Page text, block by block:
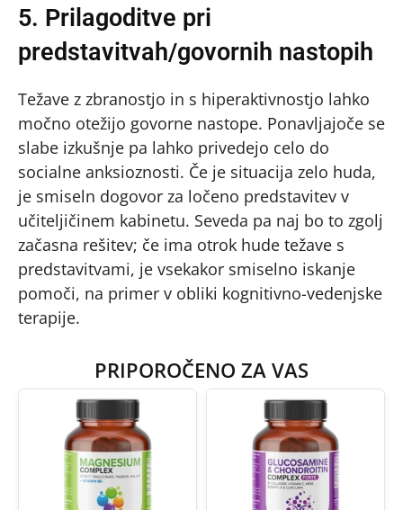
5. Prilagoditve pri
predstavitvah/govornih nastopih
Težave z zbranostjo in s hiperaktivnostjo lahko
močno otežijo govorne nastope. Ponavljajoče se
slabe izkušnje pa lahko privedejo celo do
socialne anksioznosti. Če je situacija zelo huda,
je smiseln dogovor za ločeno predstavitev v
učiteljičinem kabinetu. Seveda pa naj bo to zgolj
začasna rešitev; če ima otrok hude težave s
predstavitvami, je vsekakor smiselno iskanje
pomoči, na primer v obliki kognitivno-vedenjske
terapije.
PRIPOROČENO ZA VAS